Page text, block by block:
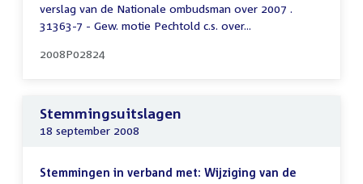
verslag van de Nationale ombudsman over 2007 .
31363-7 - Gew. motie Pechtold c.s. over...
2008P02824
Stemmingsuitslagen
18 september 2008
Stemmingen in verband met: Wijziging van de